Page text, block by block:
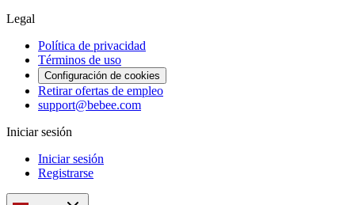
Legal
Política de privacidad
Términos de uso
Configuración de cookies
Retirar ofertas de empleo
support@bebee.com
Iniciar sesión
Iniciar sesión
Registrarse